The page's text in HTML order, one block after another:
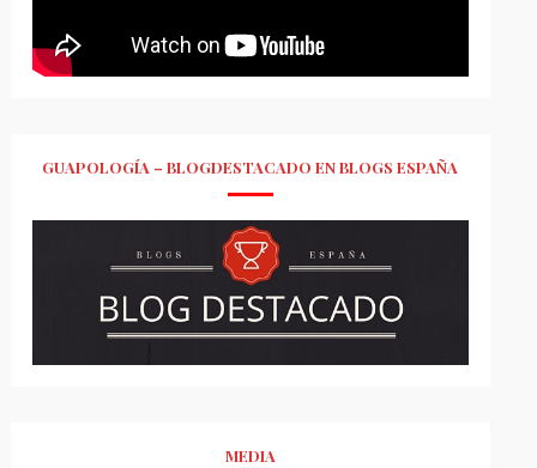
GUAPOLOGÍA – BLOGDESTACADO EN BLOGS ESPAÑA
MEDIA